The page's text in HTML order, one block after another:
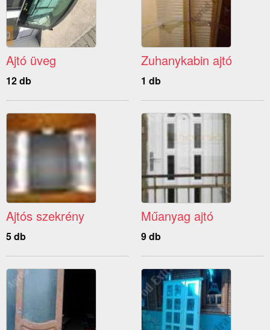
Ajtó üveg
12 db
Zuhanykabin ajtó
1 db
Ajtós szekrény
5 db
Műanyag ajtó
9 db